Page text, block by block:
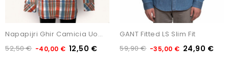
Napapijri Ghir Camicia Uomo...
52,50 € -40,00 € 12,50 €
GANT Fitted LS Slim Fit
59,90 € -35,00 € 24,90 €